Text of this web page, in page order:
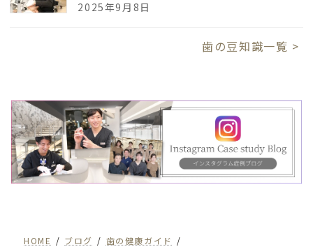
2025年9月8日
歯の豆知識一覧 >
HOME ブログ
歯の健康ガイド